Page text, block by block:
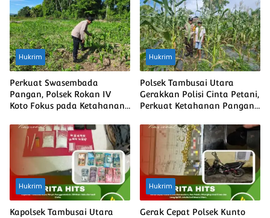
Hukrim
Perkuat Swasembada
Pangan, Polsek Rokan IV
Koto Fokus pada Ketahanan
Hukrim
Polsek Tambusai Utara
Gerakkan Polisi Cinta Petani,
Perkuat Ketahanan Pangan
Hukrim
Kapolsek Tambusai Utara
Hukrim
Gerak Cepat Polsek Kunto